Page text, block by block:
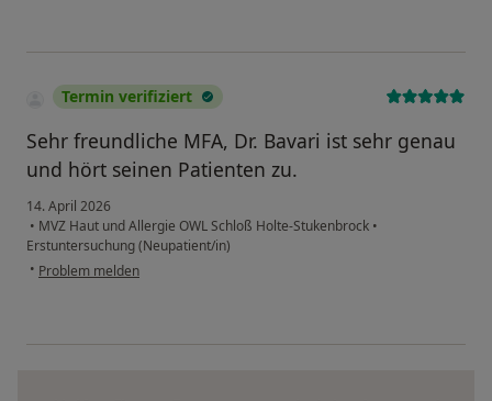
Termin verifiziert
Sehr freundliche MFA, Dr. Bavari ist sehr genau
und hört seinen Patienten zu.
14. April 2026
• MVZ Haut und Allergie OWL Schloß Holte-Stukenbrock •
Erstuntersuchung (Neupatient/in)
• Problem melden